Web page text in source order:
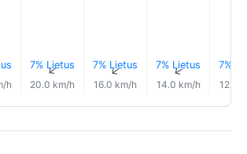
h
7% Lietus
↑
20.0 km/h
7% Lietus
↑
16.0 km/h
7% Lietus
↑
14.0 km/h
7%
12.0